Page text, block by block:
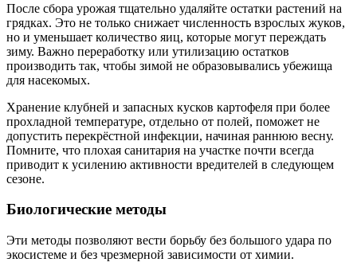
После сбора урожая тщательно удаляйте остатки растений на
грядках. Это не только снижает численность взрослых жуков,
но и уменьшает количество яиц, которые могут переждать
зиму. Важно переработку или утилизацию остатков
производить так, чтобы зимой не образовывались убежища
для насекомых.
Хранение клубней и запасных кусков картофеля при более
прохладной температуре, отдельно от полей, поможет не
допустить перекрёстной инфекции, начиная раннюю весну.
Помните, что плохая санитария на участке почти всегда
приводит к усилению активности вредителей в следующем
сезоне.
Биологические методы
Эти методы позволяют вести борьбу без большого удара по
экосистеме и без чрезмерной зависимости от химии.